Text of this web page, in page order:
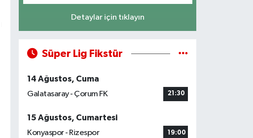
Detaylar için tıklayın
Süper Lig Fikstür
14 Ağustos, Cuma
Galatasaray - Çorum FK
21:30
15 Ağustos, Cumartesi
Konyaspor - Rizespor
19:00